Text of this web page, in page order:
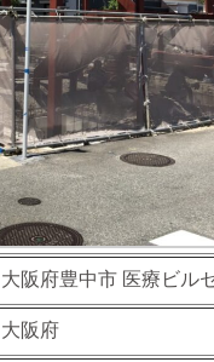
大阪府豊中市 医療ビル
大阪府